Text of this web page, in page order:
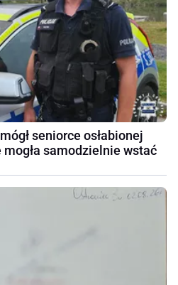
seniorce osłabionej
mogła samodzielnie wstać